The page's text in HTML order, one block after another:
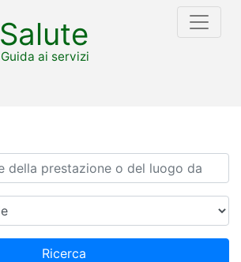
Salute
Guida ai servizi
Ricerca